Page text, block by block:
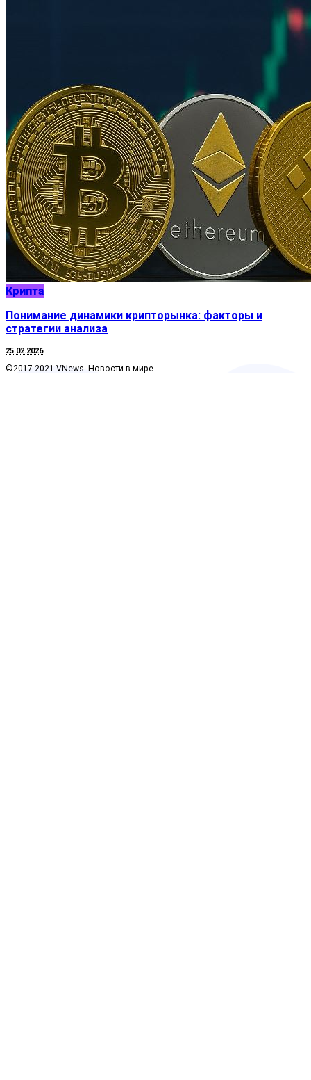
Крипта
Понимание динамики крипторынка: факторы и
стратегии анализа
25.02.2026
©2017-2021 VNews. Новости в мире.